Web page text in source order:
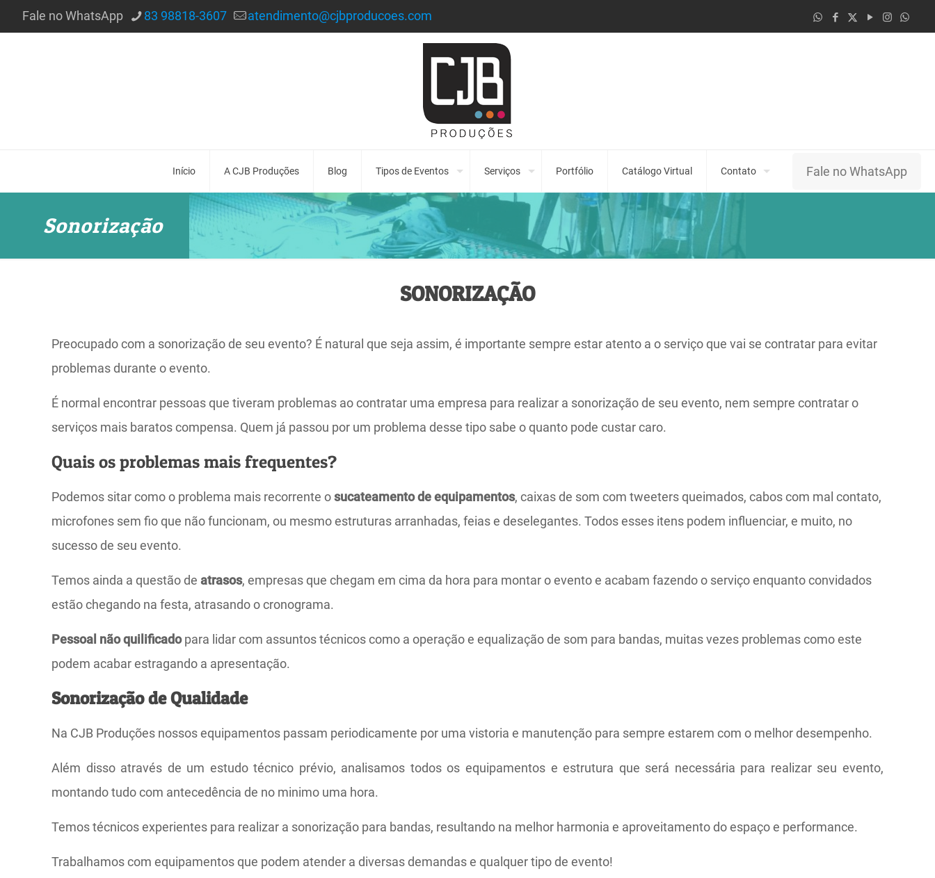
Fale no WhatsApp 83 98818-3607 atendimento@cjbproducoes.com
Início A CJB Produções Blog Tipos de Eventos Serviços Portfólio Catálogo Virtual Contato Fale no WhatsApp
Sonorização
SONORIZAÇÃO
Preocupado com a sonorização de seu evento? É natural que seja assim, é importante sempre estar atento a o serviço que vai se contratar para evitar
problemas durante o evento.
É normal encontrar pessoas que tiveram problemas ao contratar uma empresa para realizar a sonorização de seu evento, nem sempre contratar o
serviços mais baratos compensa. Quem já passou por um problema desse tipo sabe o quanto pode custar caro.
Quais os problemas mais frequentes?
Podemos sitar como o problema mais recorrente osucateamento de equipamentos, caixas de som com tweeters queimados, cabos com mal contato,
microfones sem fio que não funcionam, ou mesmo estruturas arranhadas, feias e deselegantes. Todos esses itens podem influenciar, e muito, no
sucesso de seu evento.
Temos ainda a questão de atrasos, empresas que chegam em cima da hora para montar o evento e acabam fazendo o serviço enquanto convidados
estão chegando na festa, atrasando o cronograma.
Pessoal não quilificadopara lidar com assuntos técnicos como a operação e equalização de som para bandas, muitas vezes problemas como este
podem acabar estragando a apresentação.
Sonorização de Qualidade
Na CJB Produções nossos equipamentos passam periodicamente por uma vistoria e manutenção para sempre estarem com o melhor desempenho.
Além disso através de um estudo técnico prévio, analisamos todos os equipamentos e estrutura que será necessária para realizar seu evento,
montando tudo com antecedência de no minimo uma hora.
Temos técnicos experientes para realizar a sonorização para bandas, resultando na melhor harmonia e aproveitamento do espaço e performance.
Trabalhamos com equipamentos que podem atender a diversas demandas e qualquer tipo de evento!